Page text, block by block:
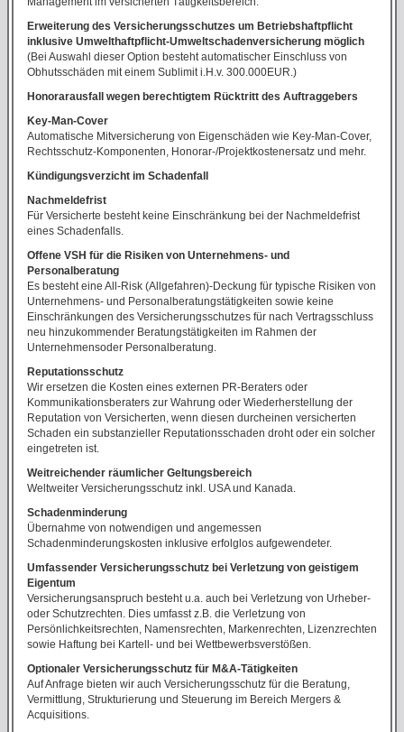
Erweiterung des Versicherungsschutzes um Betriebshaftpflicht
inklusive Umwelthaftpflicht-Umweltschadenversicherung möglich
(Bei Auswahl dieser Option besteht automatischer Einschluss von
Obhutsschäden mit einem Sublimit i.H.v. 300.000EUR.)
Honorarausfall wegen berechtigtem Rücktritt des Auftraggebers
Key-Man-Cover
Automatische Mitversicherung von Eigenschäden wie Key-Man-Cover,
Rechtsschutz-Komponenten, Honorar-/Projektkostenersatz und mehr.
Kündigungsverzicht im Schadenfall
Nachmeldefrist
Für Versicherte besteht keine Einschränkung bei der Nachmeldefrist
eines Schadenfalls.
Offene VSH für die Risiken von Unternehmens- und
Personalberatung
Es besteht eine All-Risk (Allgefahren)-Deckung für typische Risiken von
Unternehmens- und Personalberatungstätigkeiten sowie keine
Einschränkungen des Versicherungsschutzes für nach Vertragsschluss
neu hinzukommender Beratungstätigkeiten im Rahmen der
Unternehmensoder Personalberatung.
Reputationsschutz
Wir ersetzen die Kosten eines externen PR-Beraters oder
Kommunikationsberaters zur Wahrung oder Wiederherstellung der
Reputation von Versicherten, wenn diesen durcheinen versicherten
Schaden ein substanzieller Reputationsschaden droht oder ein solcher
eingetreten ist.
Weitreichender räumlicher Geltungsbereich
Weltweiter Versicherungsschutz inkl. USA und Kanada.
Schadenminderung
Übernahme von notwendigen und angemessen
Schadenminderungskosten inklusive erfolglos aufgewendeter.
Umfassender Versicherungsschutz bei Verletzung von geistigem
Eigentum
Versicherungsanspruch besteht u.a. auch bei Verletzung von Urheber-
oder Schutzrechten. Dies umfasst z.B. die Verletzung von
Persönlichkeitsrechten, Namensrechten, Markenrechten, Lizenzrechten
sowie Haftung bei Kartell- und bei Wettbewerbsverstößen.
Optionaler Versicherungsschutz für M&A-Tätigkeiten
Auf Anfrage bieten wir auch Versicherungsschutz für die Beratung,
Vermittlung, Strukturierung und Steuerung im Bereich Mergers &
Acquisitions.